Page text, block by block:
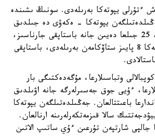
ءتۇرلى يپوتەكا بەرىلەدى. سونىڭ ىشىندە
يپوتەكا - ەكەۋى دە جىلدىق
4 پايىز ستاۆكامەن، 25 جىلعا دەيىن جانە باستاپقى جارناسىز،
ال قولجەتىمدى يپوتەكا 8 پايىز ستاۆكامەن بەرىلەدى، باستاپقى
وتباسىلارعا، مۇگەدەكتىگى بار
ءۇيى جوق جەسىرلەرگە جانە اۋىلدىق
باعىتتالعان. جەڭىلدەتىلگەن يپوتەكا
سالا قىزمەتكەرلەرىنە ارنالعان.
جالپى شارتپەن تۇرعىن ءۇي ساتىپ الاتىن